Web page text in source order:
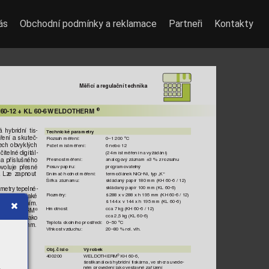
hybridní tis-
a skuteč-
obvyklých
čitelné digitál-
a příslušného
oluje přesné
Lze zapnout
y tepelné-
® také
rozhraním.
THERM ®
jako
mm.
Technické parametry
Rozsah měření:
0–1 200 °C
Počet míst měření:
6 nebo 12
(24 míst měření na vyžádání)
Přesnost měření: analogový záznam ±3 % z rozsahu
Posuv papíru: programovatelný
Snímač hodnot měření: termočlánek NiCr-Ni, typ „K“
Šířka záznamu:
skládaný papír 180 mm (KH 60-6 / 12)
skládaný papír 100 mm (KL 60-6)
Rozměry: š 288 x v 288 x h 195 mm (KH 60-6 / 12)
š 144 x v 144 x h 195 mm (KL 60-6)
Hmotnost:
cca 7 kg (KH 60-6 / 12)
cca 2,5 kg (KL 60-6)
Teplota okolního prostředí:
0–50 °C
Vlhkost vzduchu:
20–80 % rel. vlh.
Obj. číslo
Výrobek
400200
WELDOTHERM® KH 60-6,
šestikanálová hybridní tiskárna, ve shora uvede-
ném provedení jako vestavné zařízení
12 + KL 60-6 WELDOTHERM ®
Měřicí a regulační technika
Obchodní podmínky a reklamace Partneři Kontakty